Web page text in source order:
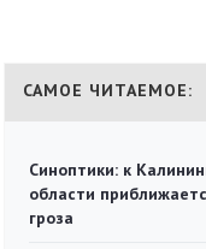
САМОЕ ЧИТАЕМОЕ:
Синоптики: к
области
гроза